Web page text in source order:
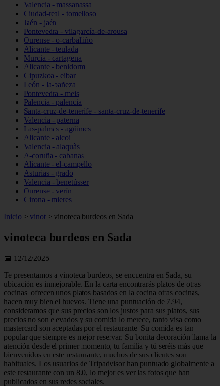
Valencia - massanassa
Ciudad-real - tomelloso
Jaén - jaén
Pontevedra - vilagarcía-de-arousa
Ourense - o-carballiño
Alicante - teulada
Murcia - cartagena
Alicante - benidorm
Gipuzkoa - eibar
León - la-bañeza
Pontevedra - meis
Palencia - palencia
Santa-cruz-de-tenerife - santa-cruz-de-tenerife
Valencia - paterna
Las-palmas - agüimes
Alicante - alcoi
Valencia - alaquàs
A-coruña - cabanas
Alicante - el-campello
Asturias - grado
Valencia - benetússer
Ourense - verín
Girona - mieres
Inicio > vinot > vinoteca burdeos en Sada
vinoteca burdeos en Sada
📅 12/12/2025
Te presentamos a vinoteca burdeos, se encuentra en Sada, su
ubicación es inmejorable. En la carta encontrarás platos de otras
cocinas, ofrecen unos platos basados en la cocina otras cocinas,
hacen muy bien el huevos. Tiene una puntuación de 7.94,
consideramos que sus precios son los justos para sus platos, sus
precios no son elevados y su comida lo merece, tanto visa como
mastercard son aceptadas por el restaurante. Su comida es tan
popular que siempre es mejor reservar. Su bonita decoración llama la
atención desde el primer momento, tu familia y tú seréis más que
bienvenidos en este restaurante, muchos de sus clientes son
habituales. Los usuarios de Tripadvisor han puntuado globalmente a
este restaurante con un 8.0, lo mejor es ver las fotos que han
publicados en sus redes sociales.